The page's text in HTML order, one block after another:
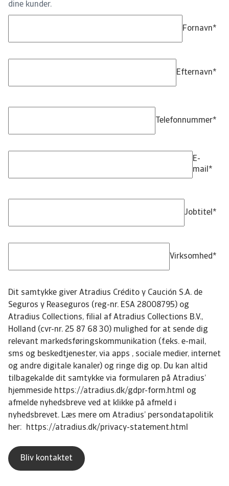
dine kunder.
Fornavn*
Efternavn*
Telefonnummer*
E-
mail *
Jobtitel *
Virksomhed*
Dit samtykke giver Atradius Crédito y Caución S.A. de
Seguros y Reaseguros (reg-nr. ESA 28008795) og
Atradius Collections, filial af Atradius Collections B.V.,
Holland (cvr-nr. 25 87 68 30) mulighed for at sende dig
relevant markedsføringskommunikation (f.eks. e-mail,
sms og beskedtjenester, via apps , sociale medier, internet
og andre digitale kanaler) og ringe dig op. Du kan altid
tilbagekalde dit samtykke via formularen på Atradius’
hjemmeside https://atradius.dk/gdpr-form.html og
afmelde nyhedsbreve ved at klikke på afmeld i
nyhedsbrevet. Læs mere om Atradius’ persondatapolitik
her: https://atradius.dk/privacy-statement.html